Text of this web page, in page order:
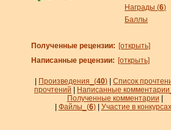
Награды (6)
Баллы
Полученные рецензии: [открыть]
Написанные рецензии: [открыть]
Произведения_ (40) Список
прочтений
Написанные комментарии_
Полученные комментарии
Файлы_ (6)| Участие в конкурсах